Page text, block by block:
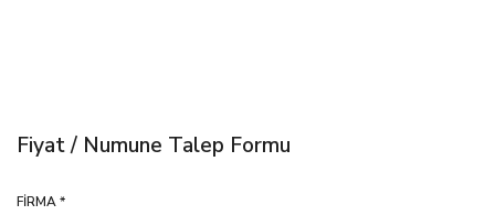
Fiyat / Numune Talep Formu
FIRMA *